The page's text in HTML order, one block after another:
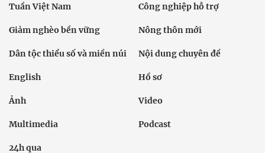
Tuần Việt Nam Công nghiệp hỗ trợ
Giảm nghèo bền vững Nông thôn mới
Dân tộc thiểu số và miền núi Nội dung chuyên đề
English Hồ sơ
Ảnh Video
Multimedia Podcast
24h qua